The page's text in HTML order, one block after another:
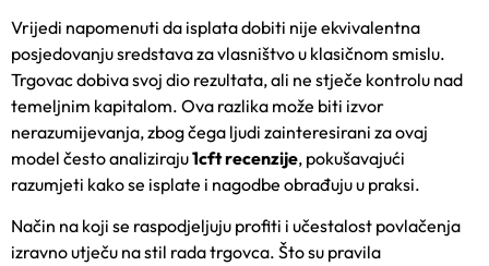
Vrijedi napomenuti da isplata dobiti nije ekvivalentna
posjedovanju sredstava za vlasništvo u klasičnom smislu.
Trgovac dobiva svoj dio rezultata, ali ne stječe kontrolu nad
temeljnim kapitalom. Ova razlika može biti izvor
nerazumijevanja, zbog čega ljudi zainteresirani za ovaj
model često analiziraju1cft recenzije, pokušavajući
razumjeti kako se isplate i nagodbe obrađuju u praksi.
Način na koji se raspodjeljuju profiti i učestalost povlačenja
izravno utječu na stil rada trgovca. Što su pravila